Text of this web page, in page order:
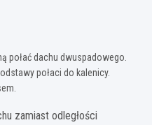
połać dachu dwuspadowego.
połaci do kalenicy.
zamiast odległości